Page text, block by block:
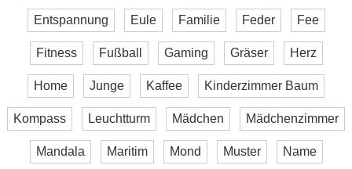
Entspannung Eule Familie Feder Fee
Fitness Fußball Gaming Gräser Herz
Home Junge Kaffee Kinderzimmer Baum
Kompass Leuchtturm Mädchen Mädchenzimmer
Mandala Maritim Mond Muster Name